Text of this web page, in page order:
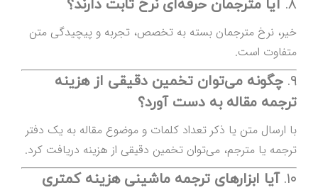
۸. آیا مترجمان حرفه‌ای نرخ ثابت دارند؟
خیر، نرخ مترجمان بسته به تخصص، تجربه و پیچیدگی متن
متفاوت است.
۹. چگونه می‌توان تخمین دقیقی از هزینه
ترجمه مقاله به دست آورد؟
با ارسال متن یا ذکر تعداد کلمات و موضوع مقاله به یک دفتر
ترجمه یا مترجم، می‌توان تخمین دقیقی از هزینه دریافت کرد.
۱۰. آیا ابزارهای ترجمه ماشینی هزینه کمتری